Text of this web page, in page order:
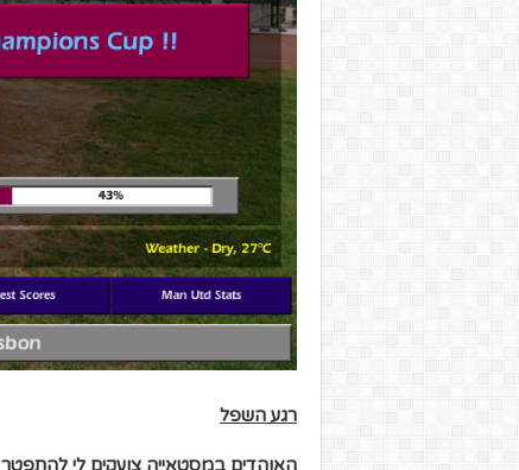
רגע השפל
האוהדים במסטאייה צועקים לי להתפטר